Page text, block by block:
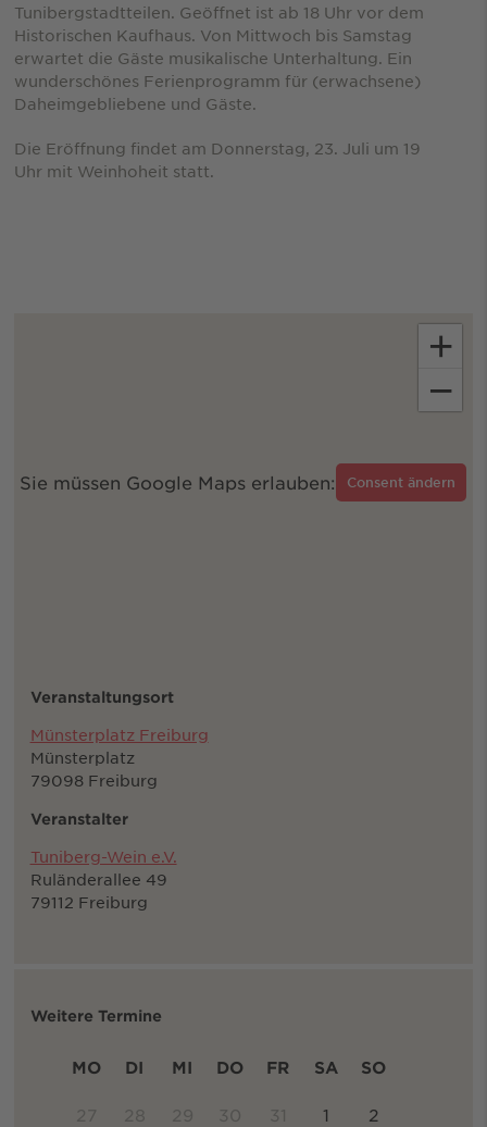
Tunibergstadtteilen. Geöffnet ist ab 18 Uhr vor dem
Historischen Kaufhaus. Von Mittwoch bis Samstag
erwartet die Gäste musikalische Unterhaltung. Ein
wunderschönes Ferienprogramm für (erwachsene)
Daheimgebliebene und Gäste.
Die Eröffnung findet am Donnerstag, 23. Juli um 19
Uhr mit Weinhoheit statt.
Sie müssen Google Maps erlauben: Consent ändern
+
−
Veranstaltungsort
Münsterplatz Freiburg
Münsterplatz
79098 Freiburg
Veranstalter
Tuniberg-Wein e.V.
Ruländerallee 49
79112 Freiburg
Weitere Termine
MO DI MI DO FR SA SO
27 28 29 30 31 1 2